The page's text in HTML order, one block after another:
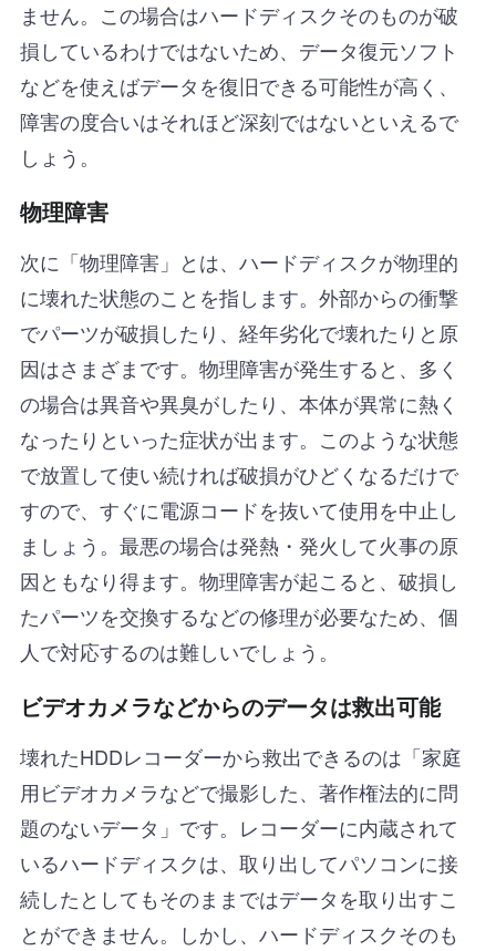
ません。この場合はハードディスクそのものが破
損しているわけではないため、データ復元ソフト
などを使えばデータを復旧できる可能性が高く、
障害の度合いはそれほど深刻ではないといえるで
しょう。
物理障害
次に「物理障害」とは、ハードディスクが物理的
に壊れた状態のことを指します。外部からの衝撃
でパーツが破損したり、経年劣化で壊れたりと原
因はさまざまです。物理障害が発生すると、多く
の場合は異音や異臭がしたり、本体が異常に熱く
なったりといった症状が出ます。このような状態
で放置して使い続ければ破損がひどくなるだけで
すので、すぐに電源コードを抜いて使用を中止し
ましょう。最悪の場合は発熱・発火して火事の原
因ともなり得ます。物理障害が起こると、破損し
たパーツを交換するなどの修理が必要なため、個
人で対応するのは難しいでしょう。
ビデオカメラなどからのデータは救出可能
壊れたHDDレコーダーから救出できるのは「家庭
用ビデオカメラなどで撮影した、著作権法的に問
題のないデータ」です。レコーダーに内蔵されて
いるハードディスクは、取り出してパソコンに接
続したとしてもそのままではデータを取り出すこ
とができません。しかし、ハードディスクそのも